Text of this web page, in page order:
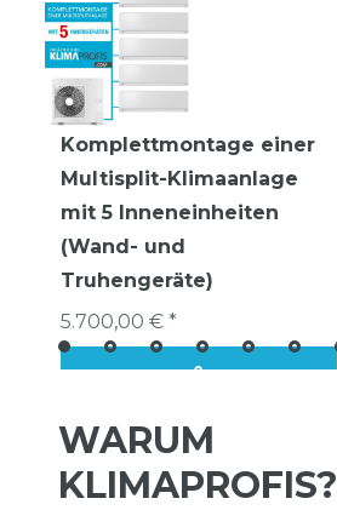
Komplettmontage einer
Multisplit-Klimaanlage
mit 5 Inneneinheiten
(Wand- und
Truhengeräte)
5.700,00 € *
WARUM
KLIMAPROFIS?